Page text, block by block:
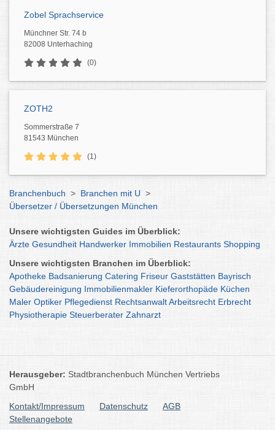
Zobel Sprachservice
Münchner Str. 74 b
82008 Unterhaching
(0)
ZOTH2
Sommerstraße 7
81543 München
(1)
Branchenbuch > Branchen mit U >
Übersetzer / Übersetzungen München
Unsere wichtigsten Guides im Überblick:
Ärzte Gesundheit Handwerker Immobilien Restaurants Shopping
Unsere wichtigsten Branchen im Überblick:
Apotheke Badsanierung Catering Friseur Gaststätten Bayrisch
Gebäudereinigung Immobilienmakler Kieferorthopäde Küchen
Maler Optiker Pflegedienst RechtsanwaltArbeitsrecht Erbrecht
Physiotherapie Steuerberater Zahnarzt
Herausgeber: Stadtbranchenbuch München Vertriebs
GmbH
Kontakt/Impressum
Datenschutz
AGB
Stellenangebote